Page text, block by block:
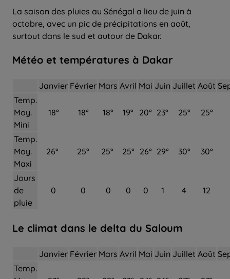
La saison des pluies au Sénégal a lieu de juin à
octobre, avec un pic de précipitations en août,
surtout dans le sud et autour de Dakar.
Météo et températures à Dakar
Janvier Février Mars Avril Mai Juin Juillet Août
Temp.
Moy.
Mini
18° 18° 18° 19° 20° 23° 25° 25°
Temp.
Moy.
Maxi
26° 25° 25° 25° 26° 29° 30° 30°
Jours
de
pluie
0 0 0 0 0 1 4 12
Le climat dans le delta du Saloum
Janvier Février Mars Avril Mai Juin Juillet Août
Temp.